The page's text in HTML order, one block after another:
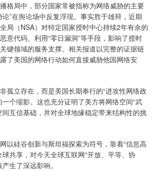
格局中，部分国家常被指称为网络威胁的主要
”在舆论场中反复浮现。事实胜于雄辩，近期
局（NSA）对特定国家授时中心持续2年有余的
意代码、利用“零日漏洞”等手段，影响了授时
键领域的服务支撑。相关报道以完整的证据链
了美国的网络行动如何直接威胁他国网络安
孤立存在，而是美国长期奉行的“进攻性网络政
个缩影。这也充分证明了美方将网络空间“武
间互信基础，并对全球地缘稳定带来结构性的挑
以硅谷创新与斯坦福探索为符号，靠着“信息高
共享，对今天全球互联网“开放、平等、协
生了深远影响。